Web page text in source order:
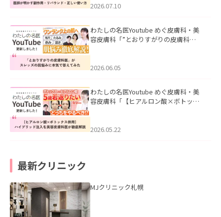
た。
2026.07.10
わたしの名医Youtube めぐ皮膚科・美
容皮膚科「”とおりすがりの皮膚科
2026.06.05
わたしの名医Youtube めぐ皮膚科・美
容皮膚科「【ヒアルロン酸×ボトック
た。
2026.05.22
最新クリニック
MJクリニック札幌